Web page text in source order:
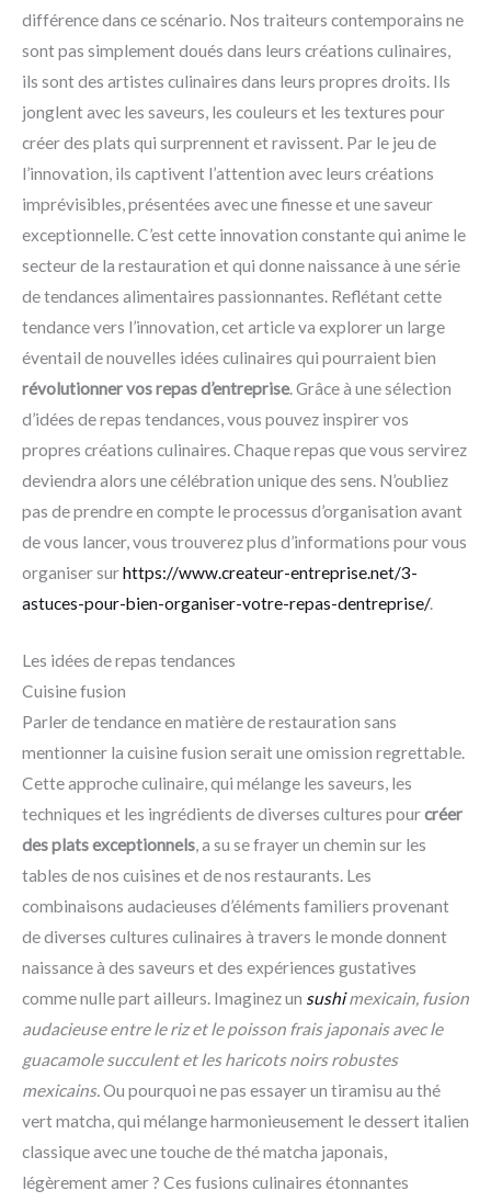
différence dans ce scénario. Nos traiteurs contemporains ne
sont pas simplement doués dans leurs créations culinaires,
ils sont des artistes culinaires dans leurs propres droits. Ils
jonglent avec les saveurs, les couleurs et les textures pour
créer des plats qui surprennent et ravissent. Par le jeu de
l’innovation, ils captivent l’attention avec leurs créations
imprévisibles, présentées avec une finesse et une saveur
exceptionnelle. C’est cette innovation constante qui anime le
secteur de la restauration et qui donne naissance à une série
de tendances alimentaires passionnantes. Reflétant cette
tendance vers l’innovation, cet article va explorer un large
éventail de nouvelles idées culinaires qui pourraient bien
révolutionner vos repas d’entreprise. Grâce à une sélection
d’idées de repas tendances, vous pouvez inspirer vos
propres créations culinaires. Chaque repas que vous servirez
deviendra alors une célébration unique des sens. N’oubliez
pas de prendre en compte le processus d’organisation avant
de vous lancer, vous trouverez plus d’informations pour vous
organiser surhttps://www.createur-entreprise.net/3-
astuces-pour-bien-organiser-votre-repas-dentreprise/.
Les idées de repas tendances
Cuisine fusion
Parler de tendance en matière de restauration sans
mentionner la cuisine fusion serait une omission regrettable.
Cette approche culinaire, qui mélange les saveurs, les
techniques et les ingrédients de diverses cultures pourcréer
des plats exceptionnels, a su se frayer un chemin sur les
tables de nos cuisines et de nos restaurants. Les
combinaisons audacieuses d’éléments familiers provenant
de diverses cultures culinaires à travers le monde donnent
naissance à des saveurs et des expériences gustatives
comme nulle part ailleurs. Imaginez un sushimexicain, fusion
audacieuse entre le riz et le poisson frais japonais avec le
guacamole succulent et les haricots noirs robustes
mexicains.Ou pourquoi ne pas essayer un tiramisu au thé
vert matcha, qui mélange harmonieusement le dessert italien
classique avec une touche de thé matcha japonais,
légèrement amer ? Ces fusions culinaires étonnantes